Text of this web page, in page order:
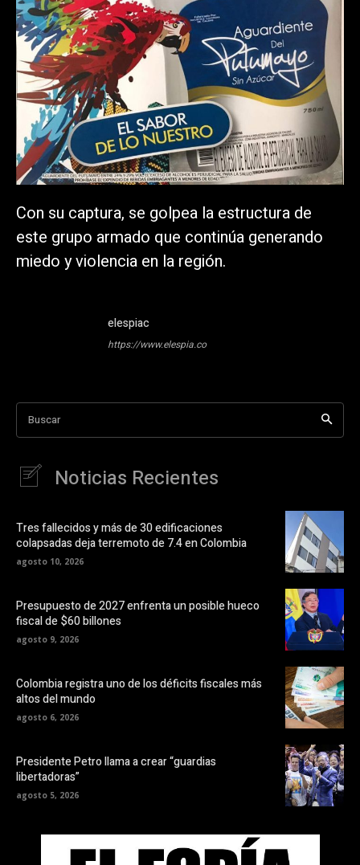
Con su captura, se golpea la estructura de
este grupo armado que continúa generando
miedo y violencia en la región.
elespiac
https://www.elespia.co
Buscar
Noticias Recientes
Tres fallecidos y más de 30 edificaciones
colapsadas deja terremoto de 7.4 en Colombia
agosto 10, 2026
Presupuesto de 2027 enfrenta un posible hueco
fiscal de $60 billones
agosto 9, 2026
Colombia registra uno de los déficits fiscales más
altos del mundo
agosto 6, 2026
Presidente Petro llama a crear “guardias
libertadoras”
agosto 5, 2026